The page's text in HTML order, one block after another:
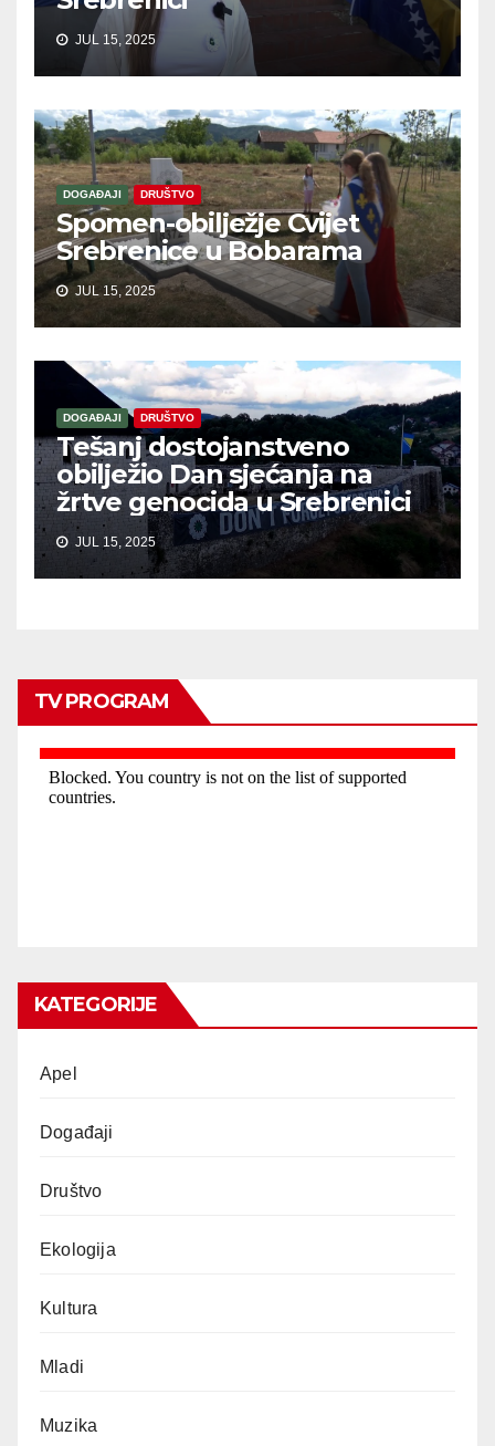
JUL 15, 2025
DOGAĐAJI DRUŠTVO
Spomen-obilježje Cvijet
Srebrenice u Bobarama
JUL 15, 2025
DOGAĐAJI DRUŠTVO
Tešanj dostojanstveno
obilježio Dan sjećanja na
žrtve genocida u Srebrenici
JUL 15, 2025
TV PROGRAM
KATEGORIJE
Apel
Događaji
Društvo
Ekologija
Kultura
Mladi
Muzika